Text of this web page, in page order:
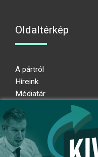
Oldaltérkép
A pártról
Híreink
Médiatár
Adatkezelési nyilatkozat
Átláthatósági nyilatkozat
Ugrás az oldal tetejére